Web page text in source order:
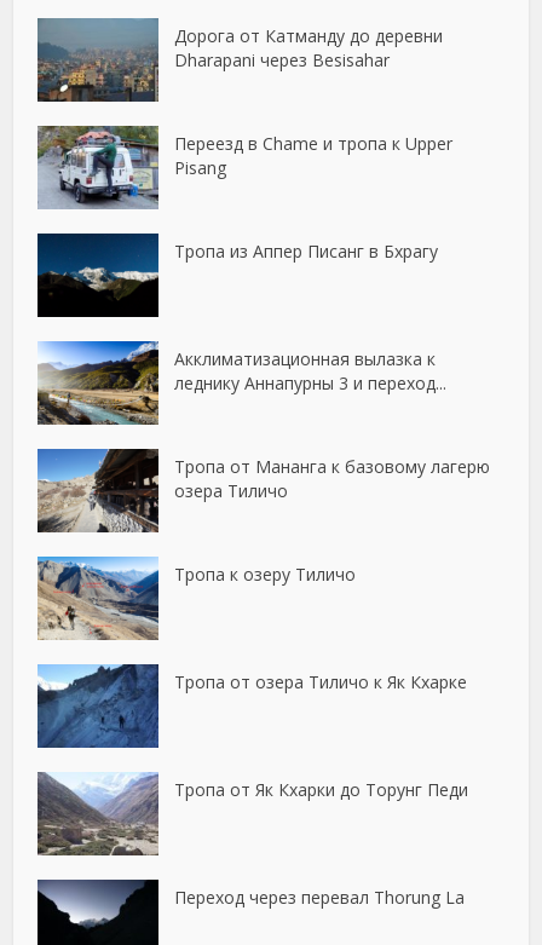
Дорога от Катманду до деревни
Dharapani через Besisahar
Переезд в Chame и тропа к Upper
Pisang
Тропа из Аппер Писанг в Бхрагу
Акклиматизационная вылазка к
леднику Аннапурны 3 и переход...
Тропа от Мананга к базовому лагерю
озера Тиличо
Тропа к озеру Тиличо
Тропа от озера Тиличо к Як Кхарке
Тропа от Як Кхарки до Торунг Педи
Переход через перевал Thorung La